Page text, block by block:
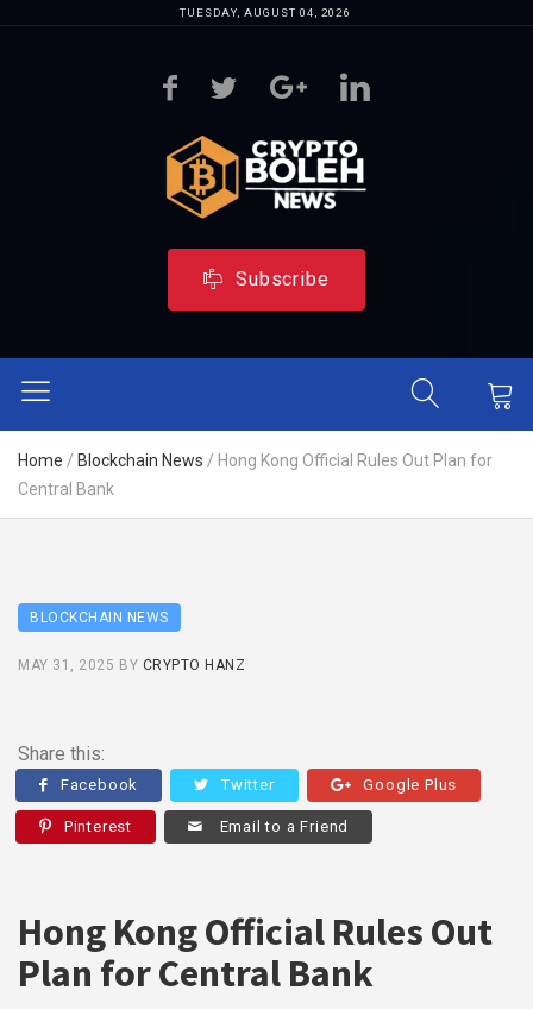
TUESDAY, AUGUST 04, 2026
Subscribe
Home / Blockchain News / Hong Kong Official Rules Out Plan for
Central Bank
BLOCKCHAIN NEWS
MAY 31, 2025 BY CRYPTO HANZ
Share this:
Facebook Twitter Google Plus
Pinterest Email to a Friend
Hong Kong Official Rules Out
Plan for Central Bank